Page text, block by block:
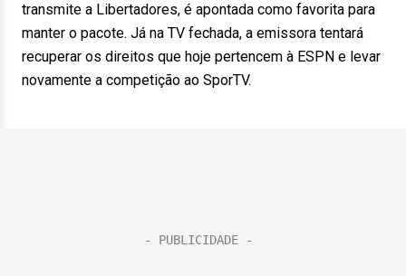
transmite a Libertadores, é apontada como favorita para
manter o pacote. Já na TV fechada, a emissora tentará
recuperar os direitos que hoje pertencem à ESPN e levar
novamente a competição ao SporTV.